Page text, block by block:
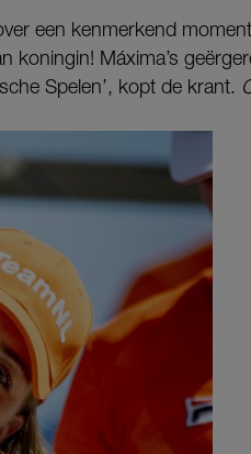
een kenmerkend
koningin! Máxima’s
Spelen’, kopt de krant.